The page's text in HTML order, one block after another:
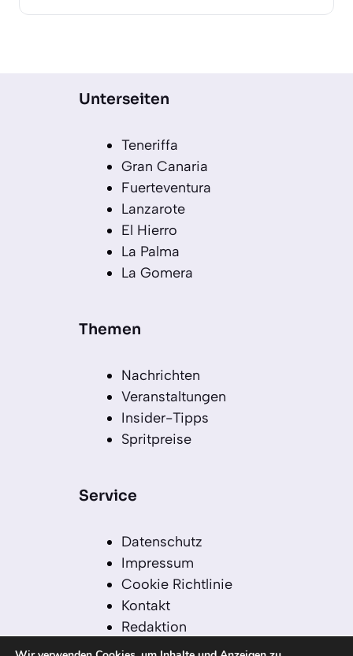
Unterseiten
Teneriffa
Gran Canaria
Fuerteventura
Lanzarote
El Hierro
La Palma
La Gomera
Themen
Nachrichten
Veranstaltungen
Insider-Tipps
Spritpreise
Service
Datenschutz
Impressum
Cookie Richtlinie
Kontakt
Redaktion
Redaktionelle Leitlinien